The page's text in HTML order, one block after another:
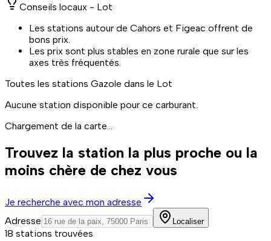
Conseils locaux - Lot
Les stations autour de Cahors et Figeac offrent de
bons prix.
Les prix sont plus stables en zone rurale que sur les
axes très fréquentés.
Toutes les stations Gazole dans le Lot
Aucune station disponible pour ce carburant.
Chargement de la carte...
Trouvez la station la plus proche ou la
moins chère de chez vous
Je recherche avec mon adresse
Adresse
Localiser
18 stations trouvées